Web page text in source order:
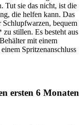
Tut sie das nicht, ist die
die helfen kann. Das
Schlupfwarzen, bequem
stillen. Es besteht aus
mit einem
Spritzenanschluss
ersten 6 Monaten